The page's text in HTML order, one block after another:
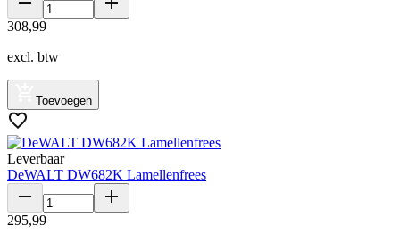
308,99
excl. btw
Toevoegen
Leverbaar
DeWALT DW682K Lamellenfrees
295,99